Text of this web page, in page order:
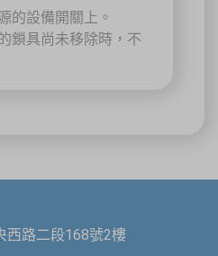
的設備開關上。
鎖具尚未移除時，不
西路二段168號2樓
乘或搭乘大眾運輸工具
約可減少 67% 碳排放
｜火速搶位